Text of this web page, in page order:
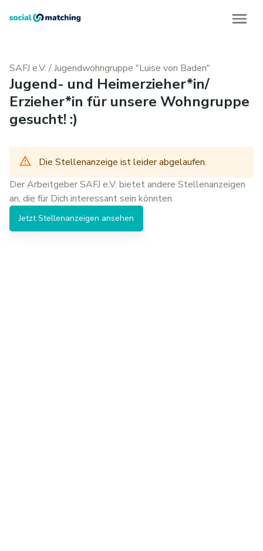
SAFJ e.V. /Jugendwohngruppe "Luise von Baden"
Jugend- und Heimerzieher*in/
Erzieher*in für unsere Wohngruppe
gesucht! :)
Die Stellenanzeige ist leider abgelaufen.
Der ArbeitgeberSAFJ e.V. bietet andere Stellenanzeigen
an, die für Dich interessant sein könnten.
JetztStellenanzeigen ansehen